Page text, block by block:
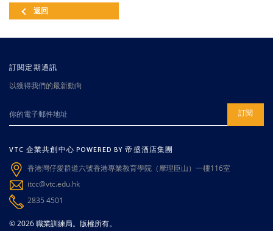
返回
訂閱定期通訊
以獲得我們的最新動向
訂閱
VTC 企業共創中心 POWERED BY 帝盛酒店集團
香港灣仔愛群道六號香港專業教育學院（摩理臣山）一樓116室
itcc@vtc.edu.hk
2835 4501
© 2026 職業訓練局。版權所有。